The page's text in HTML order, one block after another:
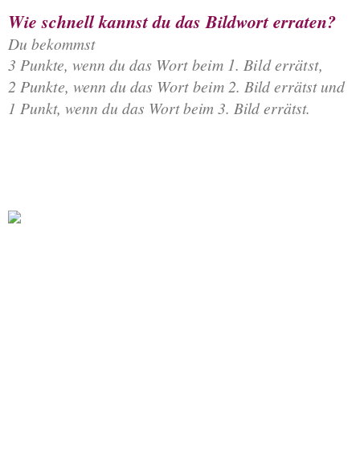
Wie schnell kannst du das Bildwort erraten?
Du bekommst
3 Punkte, wenn du das Wort beim 1. Bild errätst,
2 Punkte, wenn du das Wort beim 2. Bild errätst und
1 Punkt, wenn du das Wort beim 3. Bild errätst.